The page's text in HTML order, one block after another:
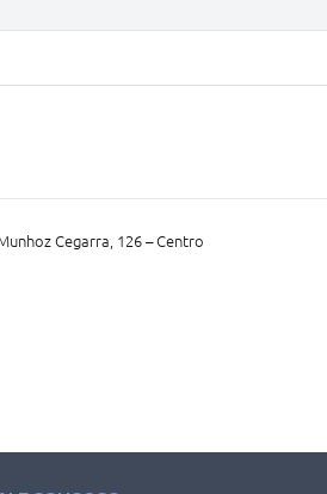
Cegarra, 126 – Centro